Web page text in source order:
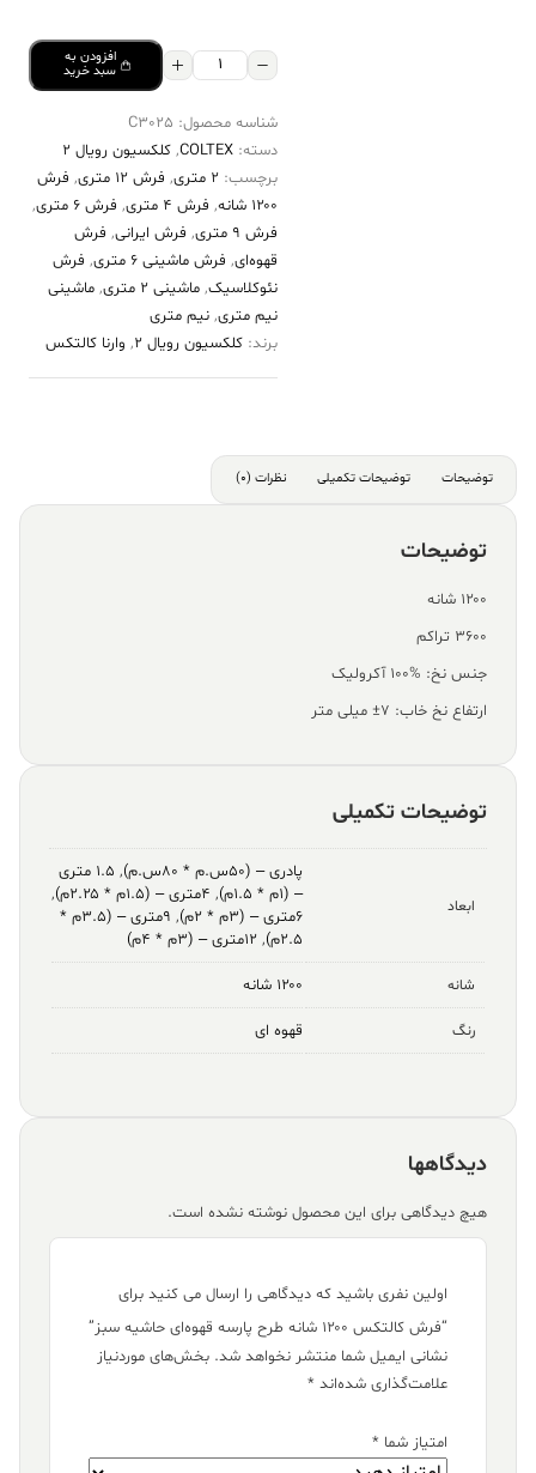
فرش
۱۲۰۰
طرح
پارسه
قهوه‌ای
حاشیه
سبز
افزودن به
سبد خرید
شناسه محصول: C3025
دسته: COLTEX
, کلکسیون رویال 2
برچسب: 2 متری , فرش 12 متری , فرش
۱۲۰۰ شانه
, فرش 4 متری , فرش 6 متری
,
فرش 9 متری
, فرش ایرانی, فرش
قهوه‌ای, فرش ماشینی 6 متری , فرش
نئوکلاسیک, ماشینی 2 متری , ماشینی
نیم متری, نیم متری
برند: کلکسیون رویال 2 , وارنا کالتکس
توضیحات توضیحات تکمیلی نظرات (0)
توضیحات
۱۲۰۰ شانه
۳۶۰۰ تراکم
جنس نخ: %100 آکرولیک
ارتفاع نخ خاب: ۷± میلی متر
توضیحات تکمیلی
ابعاد
پادری – (۵۰س.م * ۸۰س.م) ,
۱.۵ متری
– (۱م * ۱.۵م)
, ۴متری – (۱.۵م * ۲.۲۵م)
,
۶متری – (۳م * ۲م)
,
۹متری – (۳.۵م *
۲.۵م)
, ۱۲متری – (۳م * ۴م)
شانه ۱۲۰۰ شانه
رنگ قهوه ای
دیدگاهها
هیچ دیدگاهی برای این محصول نوشته نشده است.
اولین نفری باشید که دیدگاهی را ارسال می کنید برای
“فرش کالتکس ۱۲۰۰ شانه طرح پارسه قهوه‌ای حاشیه سبز”
نشانی ایمیل شما منتشر نخواهد شد. بخش‌های موردنیاز
علامت‌گذاری شده‌اند *
امتیاز شما *